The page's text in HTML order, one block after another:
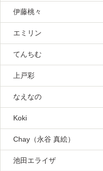
伊藤桃々
エミリン
てんちむ
上戸彩
なえなの
Koki
Chay（永谷 真絵）
池田エライザ